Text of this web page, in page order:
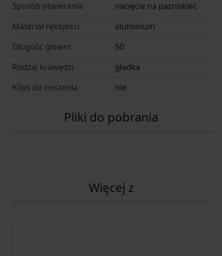
wielofunkcyjny kieszonkowy nóż, który łączy
praktyczność z kompaktową formą.
Niezastąpiony w sytuacjach codziennych i
Niezwykle lekki, solidny i estetyczny –
zaprojektowany, by być zawsze pod ręką, kiedy
Sposób otwierania
nacięcie na paznokieć
Materiał rękojeści
aluminium
Długość głowni
50
Rodzaj krawędzi
gładka
Klips do noszenia
nie
Pliki do pobrania
Więcej z